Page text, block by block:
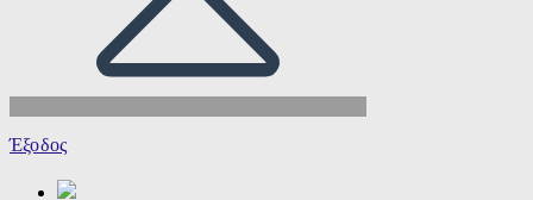
Έξοδος